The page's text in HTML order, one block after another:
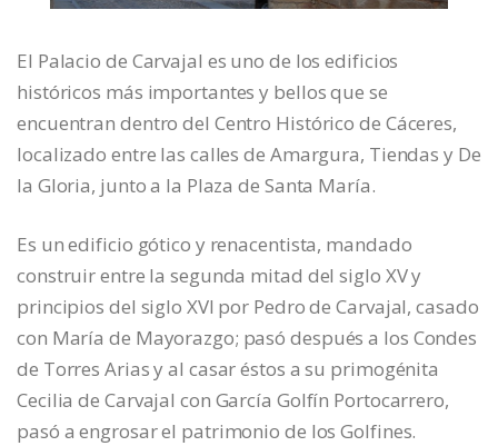
El Palacio de Carvajal es uno de los edificios
históricos más importantes y bellos que se
encuentran dentro del Centro Histórico de Cáceres,
localizado entre las calles de Amargura, Tiendas y De
la Gloria, junto a la Plaza de Santa María.
Es un edificio gótico y renacentista, mandado
construir entre la segunda mitad del siglo XV y
principios del siglo XVI por Pedro de Carvajal, casado
con María de Mayorazgo; pasó después a los Condes
de Torres Arias y al casar éstos a su primogénita
Cecilia de Carvajal con García Golfín Portocarrero,
pasó a engrosar el patrimonio de los Golfines.